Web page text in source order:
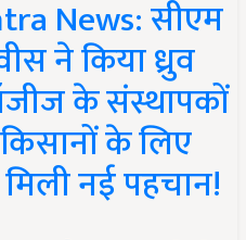
News: सीएम
ने किया ध्रुव
के संस्थापकों
के लिए
नई पहचान!